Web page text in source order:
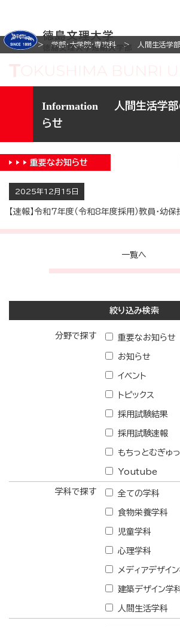
ホーム 学部・大学院・専攻科 人間生活学部
人間生活学
らせ
重要なお知らせ
2025年12月15日
【速報】令和7年度（令和8年度採用）教員・幼
一覧へ
絞り込み検索
分野で探す 重要なお知らせ
お知らせ
イベント
トピックス
採用試験結果
採用試験速報
もちっとむぎゅ
Youtube
学科で探す 全ての学科
食物栄養学科
児童学科
心理学科
メディアデザイ
建築デザイン学
人間生活学科